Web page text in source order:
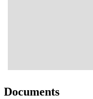
Documents